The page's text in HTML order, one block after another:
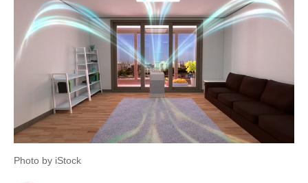
Photo by iStock